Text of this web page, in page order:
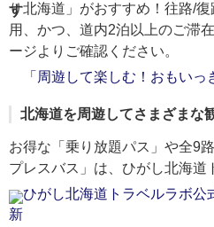
り北海道」がおすすめ！往路/
用、かつ、道内2泊以上のご滞
ージよりご確認ください。
「周遊して楽しむ！おもい
北海道を周遊してさまざまな
お得な「乗り放題パス」や全9
プレスバス」は、ひがし北海道
ひがし北海道トラベルラボ公